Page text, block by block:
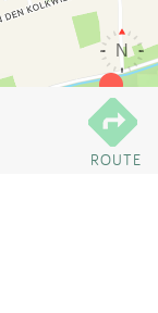
ROUTE